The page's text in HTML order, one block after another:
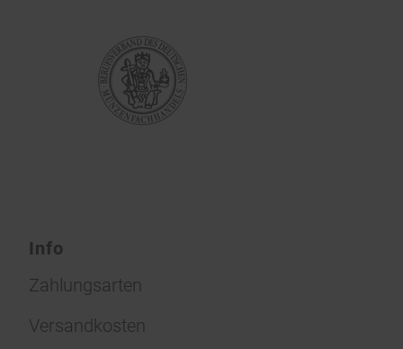
Info
Zahlungsarten
Versandkosten